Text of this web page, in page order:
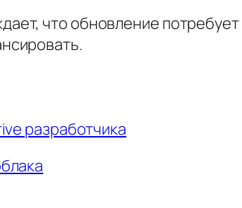
что обновление
разработчика